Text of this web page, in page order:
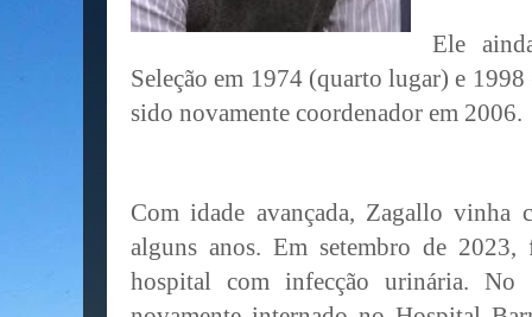
Ele
Seleção em 1974 (quarto lugar) e
sido novamente coordenador em 2006.
Com idade avançada, Zagallo vinha
alguns anos. Em setembro de
hospital com infecção urinária.